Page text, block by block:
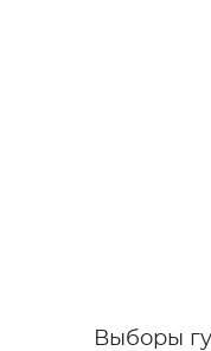
Выборы